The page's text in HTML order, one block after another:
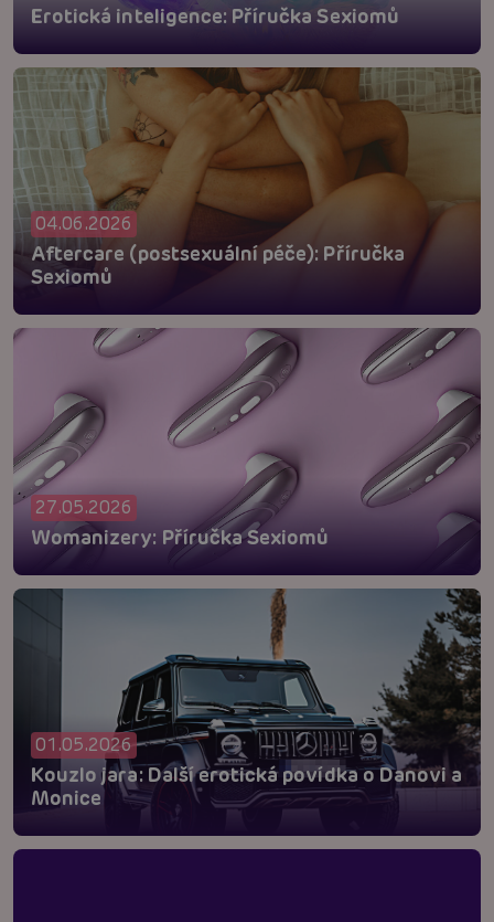
Erotická inteligence: Příručka Sexiomů
04.06.2026
Aftercare (postsexuální péče): Příručka
Sexiomů
27.05.2026
Womanizery: Příručka Sexiomů
01.05.2026
Kouzlo jara: Další erotická povídka o Danovi a
Monice